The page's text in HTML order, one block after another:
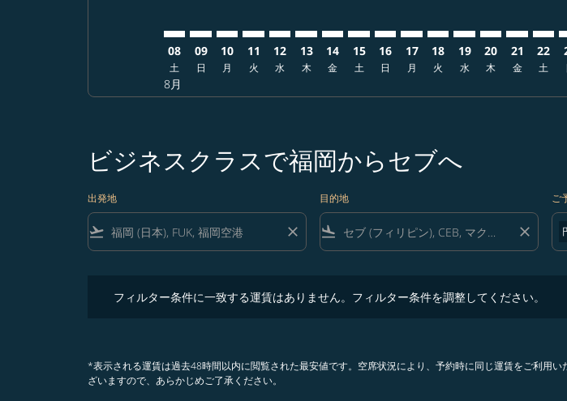
08
土
8月
09
日
10
月
11
火
12
水
13
木
14
金
15
土
16
日
17
月
18
火
19
水
20
木
21
金
22
土
ビジネスクラスで福岡からセブへ
出発地
flight_takeoff close
目的地
flight_land close
ご
フィルター条件に一致する運賃はありません。フィルター条件を調整してください。
*表示される運賃は過去48時間以内に閲覧された最安値です。空席状況により、予約時に同じ運賃をご利用
ざいますので、あらかじめご了承ください。